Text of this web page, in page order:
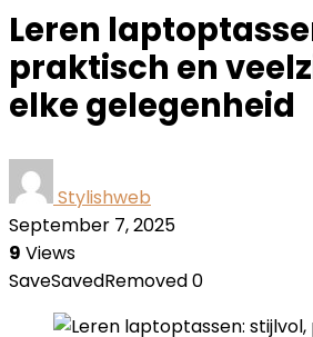
Leren
praktisch en
elke gelegenheid
Stylishweb
September 7, 2025
9 Views
SaveSavedRemoved0